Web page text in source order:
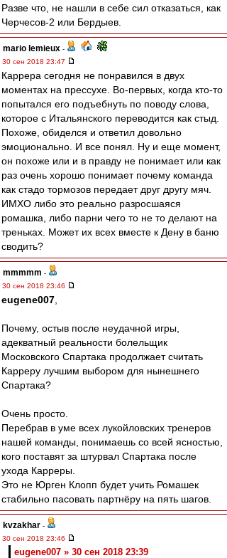
Разве что, не нашли в себе сил отказаться, как
Черчесов-2 или Бердыев.
mario lemieux -
30 сен 2018 23:47
Каррера сегодня не понравился в двух
моментах на прессухе. Во-первых, когда кто-то
попытался его подъебнуть по поводу слова,
которое с Итальянского переводится как стыд.
Похоже, обиделся и ответил довольно
эмоционально. И все понял. Ну и еще момент,
он похоже или и в правду не понимает или как
раз очень хорошо понимает почему команда
как стадо тормозов передает друг другу мяч.
ИМХО либо это реально разросшаяся
ромашка, либо парни чего то не то делают на
треньках. Может их всех вместе к Дену в баню
сводить?
mmmmm -
30 сен 2018 23:46
eugene007
Почему, остыв после неудачной игры,
адекватный реальности болельщик
Московского Спартака продолжает считать
Карреру лучшим выбором для нынешнего
Спартака?
Очень просто.
Перебрав в уме всех лукойловских тренеров
нашей команды, понимаешь со всей ясностью,
кого поставят за штурвал Спартака после
ухода Карреры.
Это не Юрген Клопп будет учить Ромашек
стабильно пасовать партнёру на пять шагов.
kvzakhar -
30 сен 2018 23:46
eugene007 » 30 сен 2018 23:39